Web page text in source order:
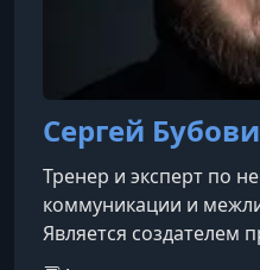
Сергей
Тренер и эксперт по
коммуникации и
Является создателем
числе YouTube-канала